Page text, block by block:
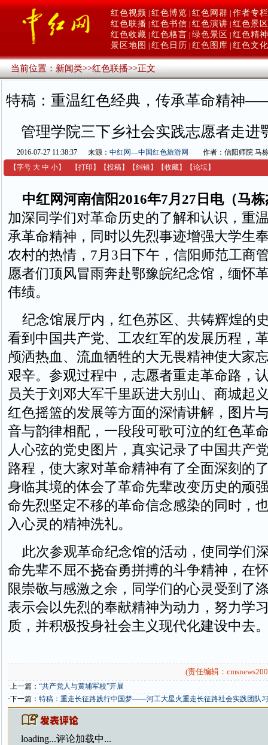
红色视频 红色博览 红色网群 作者专栏
红色联播 红色书信 红色演讲 红色景区
红色收藏 红色格言 绿色景区
红色精神
景区地图
红色日历 红色图库 红色文化
当前位置：新闻类>>红色联播>>正文
特稿：重温红色经典，传承革命精神
管理学院三下乡社会实践志愿者走进
2016-07-27 11:38:37 来源： 中红网—中国红色旅游网
作者：信阳师院 马
【字号 大 中 小】 【打印 】 【投稿】 【纠错】 【收藏】 【论坛】
中红网河南信阳2016年7月27日电（马
加深同学们对革命历史的了解和认识，重
承革命精神，同时以先烈事迹增强大学生
农村的热情，7月3日下午，信阳师范工商
愿者们顶风冒雨奔赴鄂豫皖纪念馆，缅怀
伟绩。
纪念馆展厅内，红色苏区、共铸辉煌的
看到中国共产党、工农红军的发展历程，
颅洒热血、流血牺牲的大无畏精神使大家
艰辛。参观过程中，志愿者重走革命路，
员关于刘邓大军千里跃进大别山、商城起
红色摇篮的发展等方面的深情讲解，图片
音与韵律相配，一段段可歌可泣的红色革
人心弦的党史图片，真实记录了中国共产
路程，使大家对革命精神有了全面深刻的
身临其境的体会了革命先辈改变历史的顽
命先烈坚定不移的革命信念感染的同时，
入心灵的精神洗礼。
此次参观革命纪念馆的活动，使同学们
命先辈不屈不挠奋勇拼搏的斗争精神，在
限崇敬与感激之余，同学们的心灵受到了
表示会以先烈的奉献精神为动力，努力学
质，并积极投身社会主义现代化建设中去
(责任编辑：
·上一篇： “共产党人与黄埔军校”开展
·下一篇： 特稿：重走长征路践行中国梦——河工大星火重走长征路社会实践团队
loading...评论加载中...